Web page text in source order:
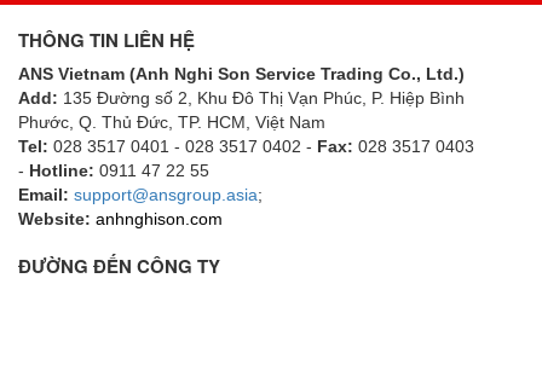
THÔNG TIN LIÊN HỆ
ANS Vietnam (Anh Nghi Son Service Trading Co., Ltd.)
Add: 135 Đường số 2, Khu Đô Thị Vạn Phúc, P. Hiệp Bình
Phước, Q. Thủ Đức, TP. HCM , Việt Nam
Tel: 028 3517 0401 - 028 3517 0402 - Fax: 028 3517 0403
- Hotline: 0911 47 22 55
Email: support@ansgroup.asia;
Website: anhnghison.com
ĐƯỜNG ĐẾN CÔNG TY